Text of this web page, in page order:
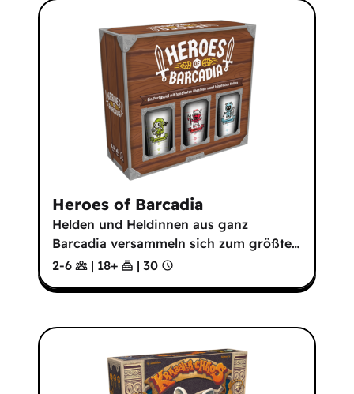
Heroes of Barcadia
Helden und Heldinnen aus ganz
Barcadia versammeln sich zum größte…
2-6
| 18+ | 30